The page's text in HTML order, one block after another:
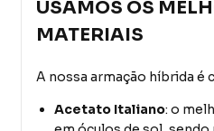
USAMOS OS
MATERIAIS
A nossa armação híbrida é
Acetato Italiano: o